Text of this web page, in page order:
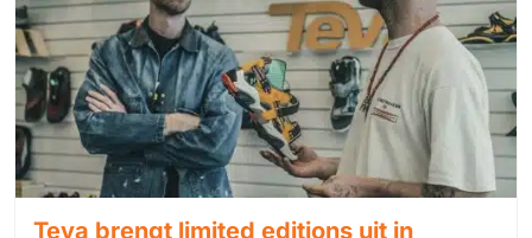
Teva brengt limited editions uit in